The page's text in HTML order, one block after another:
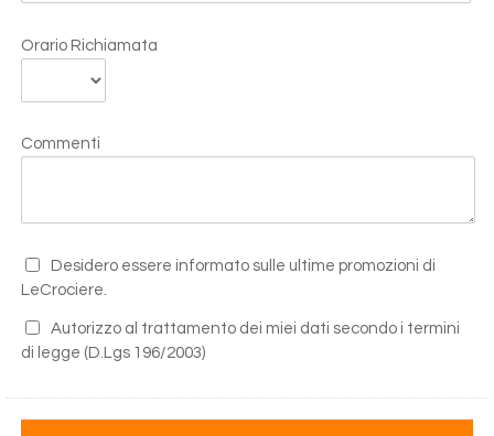
Orario Richiamata
Commenti
Desidero essere informato sulle ultime promozioni di
LeCrociere.
Autorizzo al trattamento dei miei dati secondo i termini
di legge (D.Lgs 196/2003)